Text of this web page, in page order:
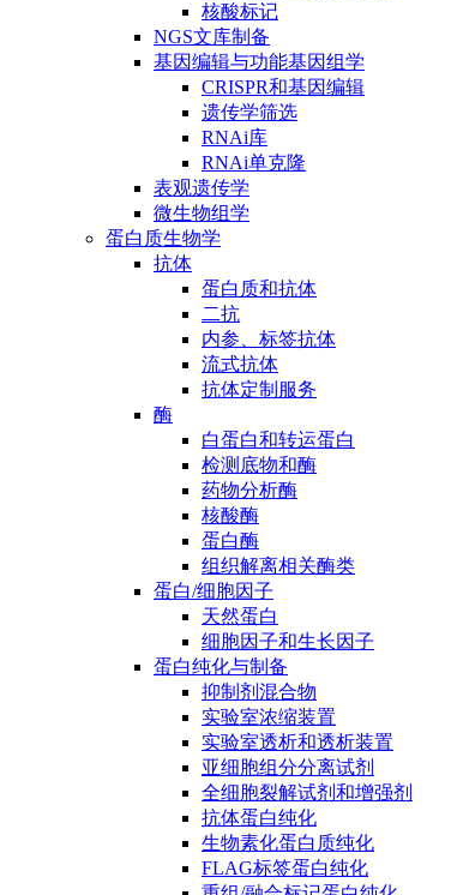
核酸标记
NGS文库制备
基因编辑与功能基因组学
CRISPR和基因编辑
遗传学筛选
RNAi库
RNAi单克隆
表观遗传学
微生物组学
蛋白质生物学
抗体
蛋白质和抗体
二抗
内参、标签抗体
流式抗体
抗体定制服务
酶
白蛋白和转运蛋白
检测底物和酶
药物分析酶
核酸酶
蛋白酶
组织解离相关酶类
蛋白/细胞因子
天然蛋白
细胞因子和生长因子
蛋白纯化与制备
抑制剂混合物
实验室浓缩装置
实验室透析和透析装置
亚细胞组分分离试剂
全细胞裂解试剂和增强剂
抗体蛋白纯化
生物素化蛋白质纯化
FLAG标签蛋白纯化